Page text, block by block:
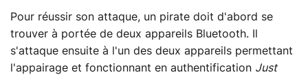
Pour réussir son attaque, un pirate doit d'abord se
trouver à portée de deux appareils Bluetooth. Il
s'attaque ensuite à l'un des deux appareils permettant
l'appairage et fonctionnant en authentification Just